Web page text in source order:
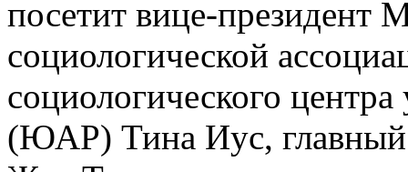
посетит вице-президент
социологической
социологического
(ЮАР) Тина Иус, главный